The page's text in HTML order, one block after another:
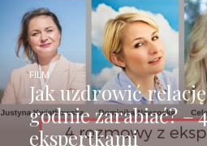
Jak uzdrowić
godnie zarabiać? –
ekspertkami
FILM